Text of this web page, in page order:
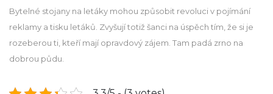
Bytelné stojany na letáky mohou způsobit revoluci v pojímání
reklamy a tisku letáků. Zvyšují totiž šanci na úspěch tím, že si je
rozeberou ti, kteří mají opravdový zájem. Tam padá zrno na
dobrou půdu.